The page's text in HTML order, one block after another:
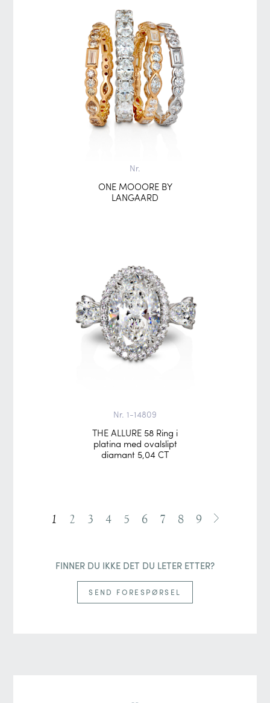
Nr.
ONE MOOORE BY
LANGAARD
Nr. 1-14809
THE ALLURE 58 Ring i
platina med ovalslipt
diamant 5,04 CT
1 2 3 4 5 6 7 8 9
FINNER DU IKKE DET DU LETER ETTER?
SEND FORESPØRSEL